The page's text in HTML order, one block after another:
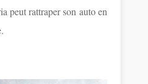
peut rattraper son auto en